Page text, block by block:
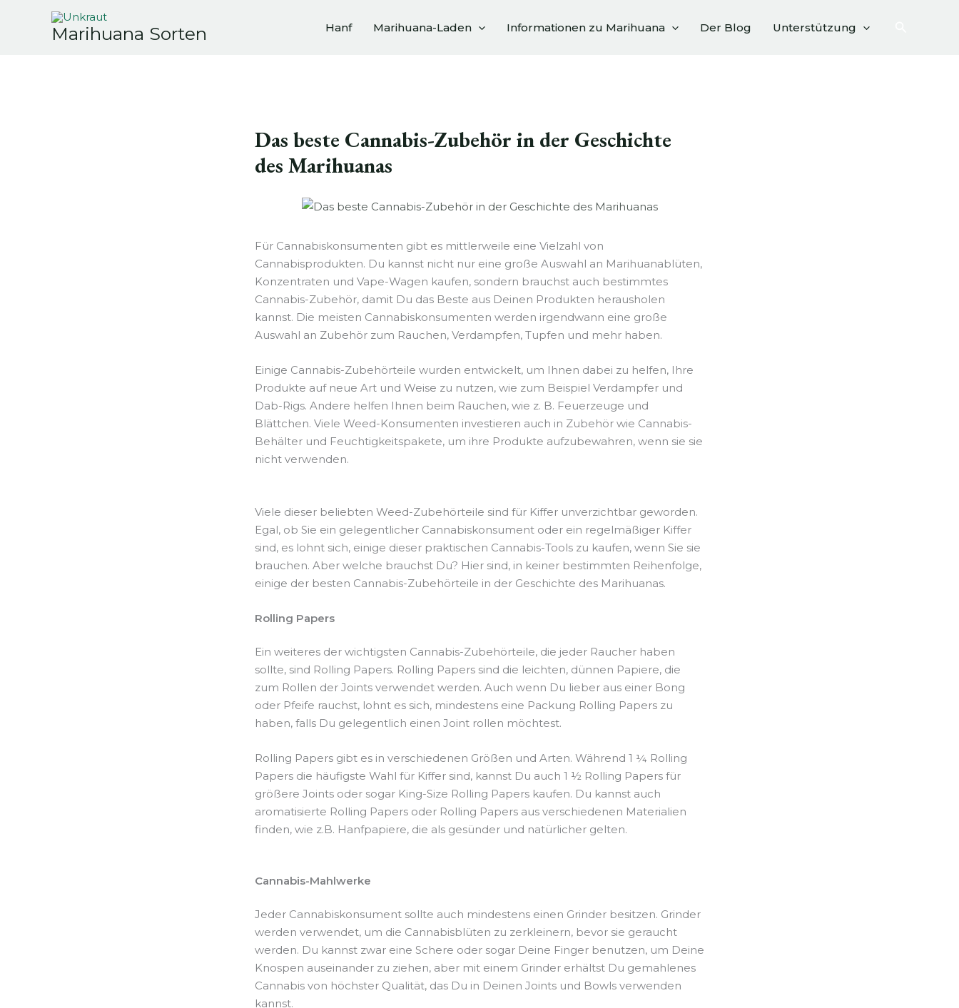
Marihuana Sorten Hanf Marihuana-Laden Informationen zu Marihuana Der Blog Unterstützung
Das beste Cannabis-Zubehör in der Geschichte
des Marihuanas
Für Cannabiskonsumenten gibt es mittlerweile eine Vielzahl von
Cannabisprodukten. Du kannst nicht nur eine große Auswahl an Marihuanablüten,
Konzentraten und Vape-Wagen kaufen, sondern brauchst auch bestimmtes
Cannabis-Zubehör, damit Du das Beste aus Deinen Produkten herausholen
kannst. Die meisten Cannabiskonsumenten werden irgendwann eine große
Auswahl an Zubehör zum Rauchen, Verdampfen, Tupfen und mehr haben.
Einige Cannabis-Zubehörteile wurden entwickelt, um Ihnen dabei zu helfen, Ihre
Produkte auf neue Art und Weise zu nutzen, wie zum Beispiel Verdampfer und
Dab-Rigs. Andere helfen Ihnen beim Rauchen, wie z. B. Feuerzeuge und
Blättchen. Viele Weed-Konsumenten investieren auch in Zubehör wie Cannabis-
Behälter und Feuchtigkeitspakete, um ihre Produkte aufzubewahren, wenn sie sie
nicht verwenden.
Viele dieser beliebten Weed-Zubehörteile sind für Kiffer unverzichtbar geworden.
Egal, ob Sie ein gelegentlicher Cannabiskonsument oder ein regelmäßiger Kiffer
sind, es lohnt sich, einige dieser praktischen Cannabis-Tools zu kaufen, wenn Sie sie
brauchen. Aber welche brauchst Du? Hier sind, in keiner bestimmten Reihenfolge,
einige der besten Cannabis-Zubehörteile in der Geschichte des Marihuanas.
Rolling Papers
Ein weiteres der wichtigsten Cannabis-Zubehörteile, die jeder Raucher haben
sollte, sind Rolling Papers. Rolling Papers sind die leichten, dünnen Papiere, die
zum Rollen der Joints verwendet werden. Auch wenn Du lieber aus einer Bong
oder Pfeife rauchst, lohnt es sich, mindestens eine Packung Rolling Papers zu
haben, falls Du gelegentlich einen Joint rollen möchtest.
Rolling Papers gibt es in verschiedenen Größen und Arten. Während 1 ¼ Rolling
Papers die häufigste Wahl für Kiffer sind, kannst Du auch 1 ½ Rolling Papers für
größere Joints oder sogar King-Size Rolling Papers kaufen. Du kannst auch
aromatisierte Rolling Papers oder Rolling Papers aus verschiedenen Materialien
finden, wie z.B. Hanfpapiere, die als gesünder und natürlicher gelten.
Cannabis-Mahlwerke
Jeder Cannabiskonsument sollte auch mindestens einen Grinder besitzen. Grinder
werden verwendet, um die Cannabisblüten zu zerkleinern, bevor sie geraucht
werden. Du kannst zwar eine Schere oder sogar Deine Finger benutzen, um Deine
Knospen auseinander zu ziehen, aber mit einem Grinder erhältst Du gemahlenes
Cannabis von höchster Qualität, das Du in Deinen Joints und Bowls verwenden
kannst.